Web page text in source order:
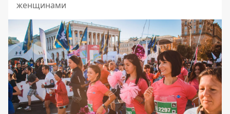
женщинами